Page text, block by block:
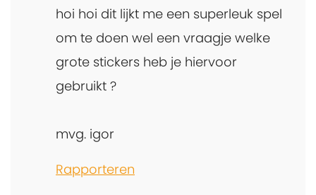
hoi hoi dit lijkt me een superleuk spel
om te doen wel een vraagje welke
grote stickers heb je hiervoor
gebruikt ?
mvg. igor
Rapporteren